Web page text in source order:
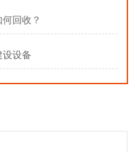
回收？
设备